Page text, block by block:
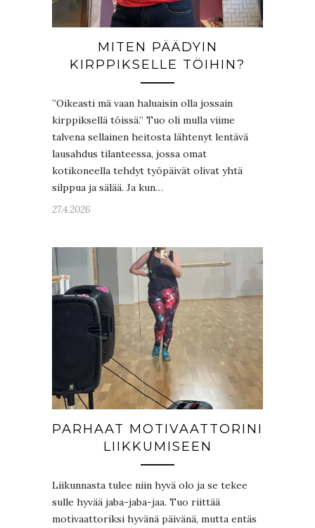
MITEN PÄÄDYIN
KIRPPIKSELLE TÖIHIN?
”Oikeasti mä vaan haluaisin olla jossain
kirppiksellä töissä.” Tuo oli mulla viime
talvena sellainen heitosta lähtenyt lentävä
lausahdus tilanteessa, jossa omat
kotikoneella tehdyt työpäivät olivat yhtä
silppua ja sälää. Ja kun…
27.4.2026
PARHAAT MOTIVAATTORINI
LIIKKUMISEEN
Liikunnasta tulee niin hyvä olo ja se tekee
sulle hyvää jaba-jaba-jaa. Tuo riittää
motivaattoriksi hyvänä päivänä, mutta entäs